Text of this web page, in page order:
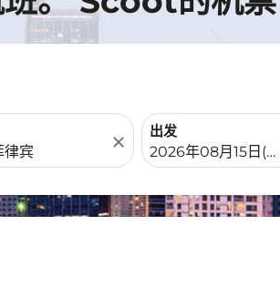
close
出发
fc-booking-
2026年08月15日(